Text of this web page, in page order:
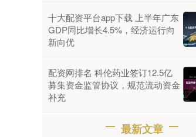
十大配资平台app下载 上半年广东
GDP同比增长4.5%，经济运行向
新向优
配资网排名 科伦药业签订12.5亿
募集资金监管协议，规范流动资金
补充
最新文章